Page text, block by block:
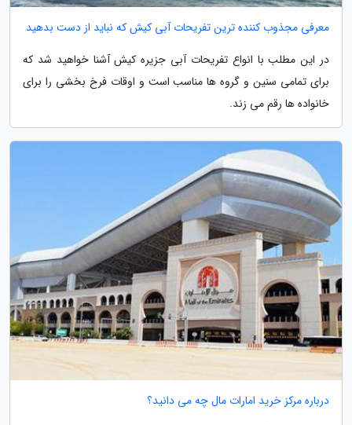
معرفی مجذوب کننده ترین تفریحات آبی کیش که نباید از دست بدهید
در این مطلب با انواع تفریحات آبی جزیره کیش آشنا خواهید شد که
برای تمامی سنین و گروه ها مناسب است و اوقات فرخ بخشی را برای
خانواده ها رقم می زند.
درباره مرکز خرید امارات مال چه می دانید؟